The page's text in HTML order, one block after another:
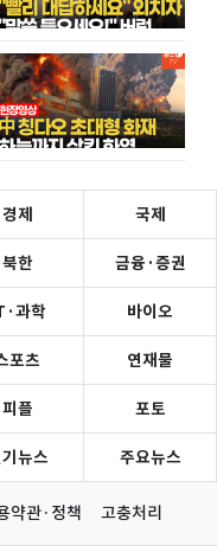
경제 국제
북한 금융·증권
과학 바이오
포츠 연재물
피플 포토
뉴스 주요뉴스
약관·정책 고충처리